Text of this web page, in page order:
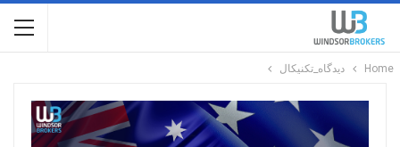
Home دیدگاه_تکنیکال